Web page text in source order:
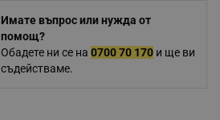
Имате въпрос или нужда от
помощ?
Обадете ни се на 0700 70 170и ще ви
съдействаме.